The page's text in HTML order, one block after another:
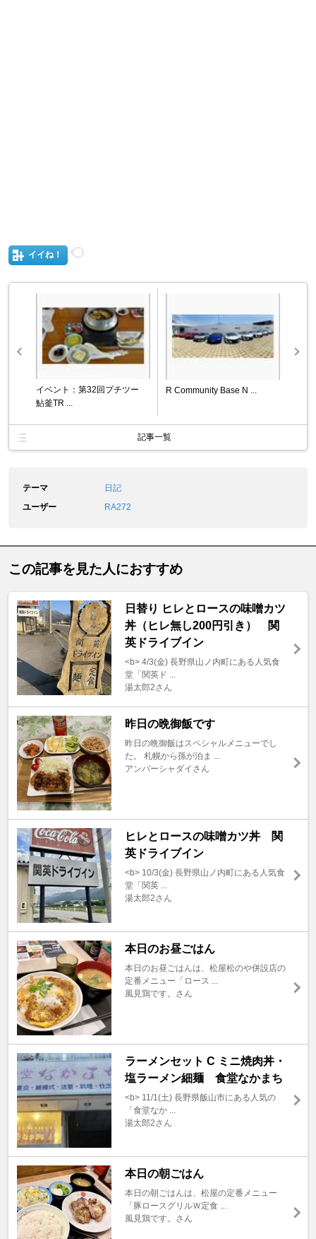
イイね！
イベント：第32回プチツー
鮎釜TR ...
R Community Base N ...
記事一覧
テーマ
日記
ユーザー
RA272
この記事を見た人におすすめ
日替り ヒレとロースの味噌カツ
丼（ヒレ無し200円引き） 関
英ドライブイン
<b> 4/3(金) 長野県山ノ内町にある人気食
堂「関英ド ...
湯太郎2さん
昨日の晩御飯です
昨日の晩御飯はスペシャルメニューでし
た。 札幌から孫が泊ま ...
アンバーシャダイさん
ヒレとロースの味噌カツ丼 関
英ドライブイン
<b> 10/3(金) 長野県山ノ内町にある人気食
堂「関英 ...
湯太郎2さん
本日のお昼ごはん
本日のお昼ごはんは、松屋松のや併設店の
定番メニュー「ロース ...
風見鶏です。さん
ラーメンセット C ミニ焼肉丼・
塩ラーメン細麺 食堂なかまち
<b> 11/1(土) 長野県飯山市にある人気の
「食堂なか ...
湯太郎2さん
本日の朝ごはん
本日の朝ごはんは、松屋の定番メニュー
「豚ロースグリルＷ定食 ...
風見鶏です。さん